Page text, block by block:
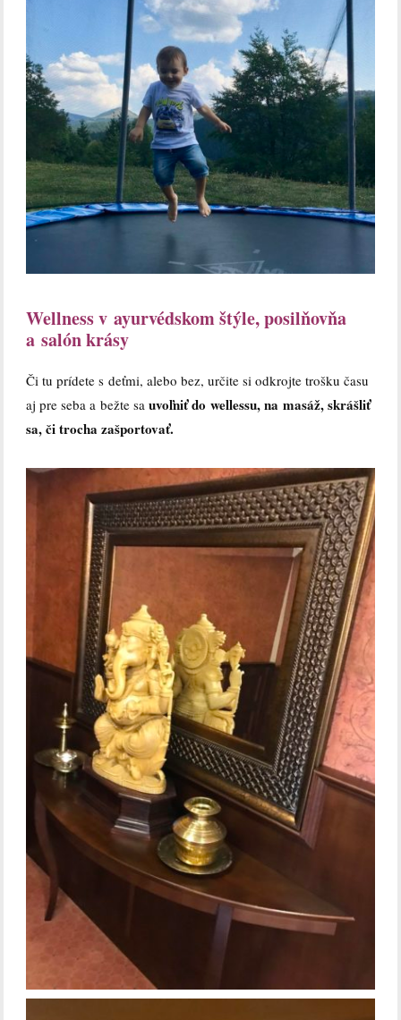
Wellness v ayurvédskom štýle, posilňovňa
a salón krásy
Či tu prídete s deťmi, alebo bez, určite si odkrojte trošku času
aj pre seba a bežte sauvoľniť do wellessu, na masáž, skrášliť
sa, či trocha zašportovať.